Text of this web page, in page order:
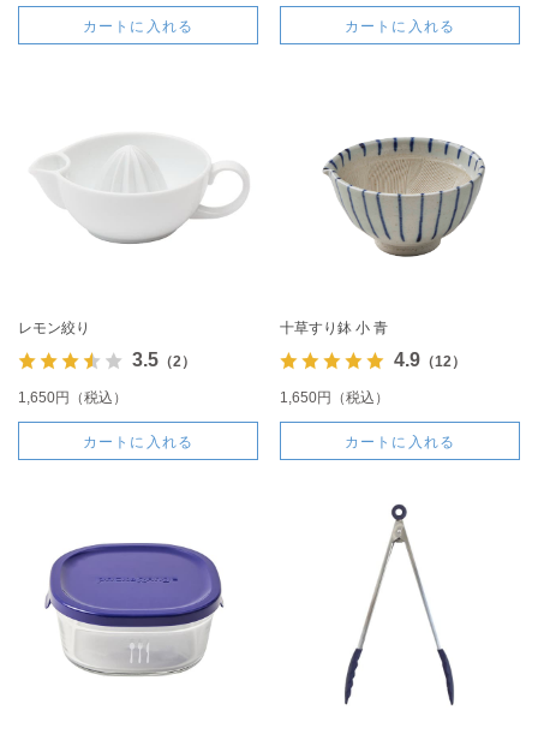
カートに入れる カートに入れる
レモン絞り
3.5（2）
1,650円（税込）
カートに入れる
十草すり鉢 小 青
4.9（12）
1,650円（税込）
カートに入れる